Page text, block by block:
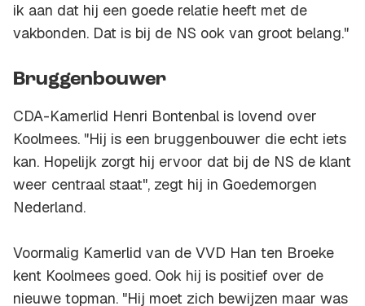
ik aan dat hij een goede relatie heeft met de
vakbonden. Dat is bij de NS ook van groot belang."
Bruggenbouwer
CDA-Kamerlid Henri Bontenbal is lovend over
Koolmees. "Hij is een bruggenbouwer die echt iets
kan. Hopelijk zorgt hij ervoor dat bij de NS de klant
weer centraal staat", zegt hij in Goedemorgen
Nederland.
Voormalig Kamerlid van de VVD Han ten Broeke
kent Koolmees goed. Ook hij is positief over de
nieuwe topman. "Hij moet zich bewijzen maar was